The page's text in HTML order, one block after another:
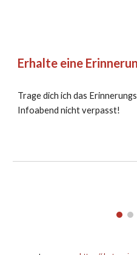
Erhalte eine
Trage dich ich das
Infoabend nicht verpasst!